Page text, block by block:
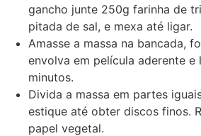
gancho junte 250g farinha de
pitada de sal, e mexa até ligar.
Amasse a massa na bancada,
envolva em película aderente e
minutos.
Divida a massa em partes
estique até obter discos finos.
papel vegetal.